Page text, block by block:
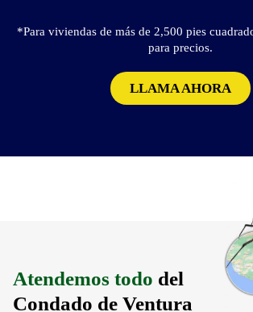
*Para viviendas de más de 2,500 pies
para precios.
LLAMA AHORA
Atendemos todo del
Condado de Ventura